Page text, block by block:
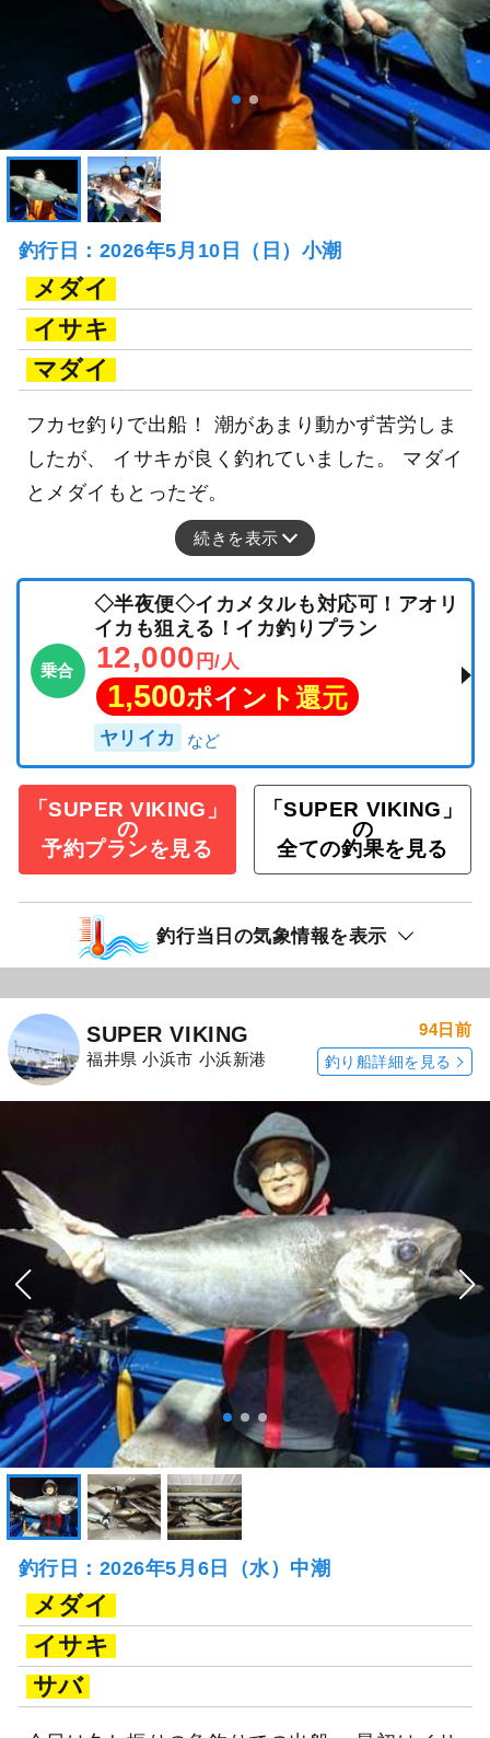
釣行日：2026年5月10日（日）小潮
メダイ
イサキ
マダイ
フカセ釣りで出船！ 潮があまり動かず苦労しま
したが、 イサキが良く釣れていました。 マダイ
とメダイもとったぞ。
続きを表示
乗合
◇半夜便◇イカメタルも対応可！アオリ
イカも狙える！イカ釣りプラン
12,000 円/人
1,500ポイント還元
ヤリイカ
「SUPER VIKING」
の
予約プランを見る
「SUPER VIKING」
の
全ての釣果を見る
釣行当日の気象情報を表示
SUPER VIKING
福井県 小浜市 小浜新港
94日前
釣り船詳細を見る
釣行日：2026年5月6日（水）中潮
メダイ
イサキ
サバ